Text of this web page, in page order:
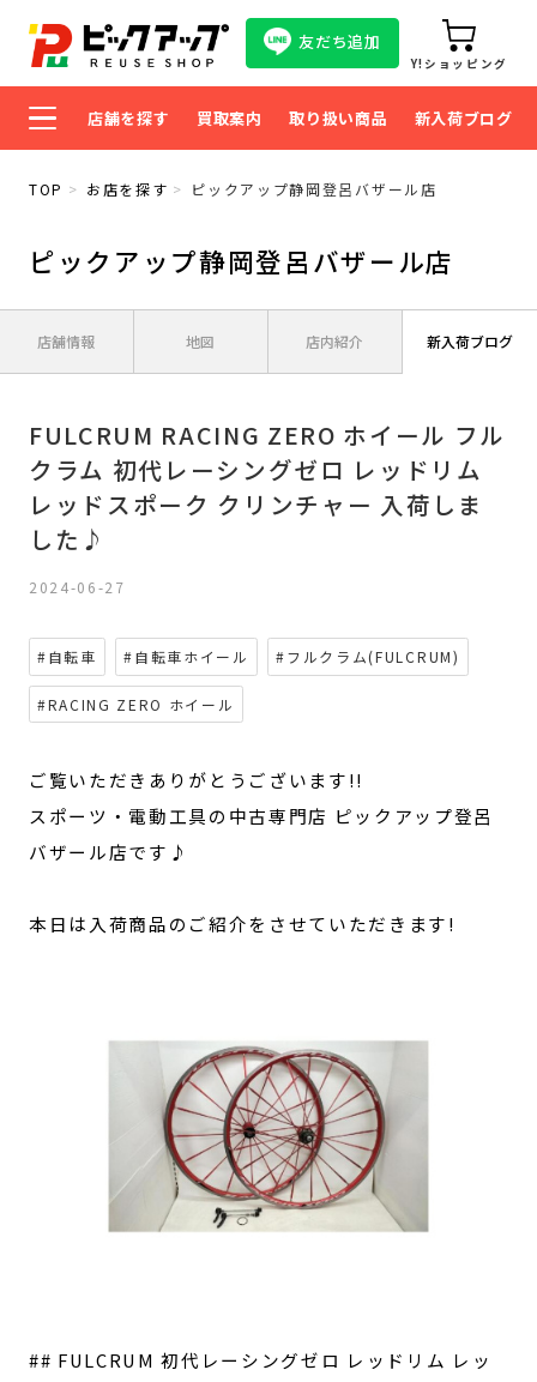
友だち追加
Y!ショッピング
店舗を探す 買取案内 取り扱い商品 新入荷ブログ
TOP お店を探す ピックアップ静岡登呂バザール店
ピックアップ静岡登呂バザール店
店舗情報 地図 店内紹介 新入荷ブログ
FULCRUM RACING ZERO ホイール フル
クラム 初代レーシングゼロ レッドリム
レッドスポーク クリンチャー 入荷しま
した♪
2024-06-27
#自転車 #自転車ホイール #フルクラム(FULCRUM)
#RACING ZERO ホイール
ご覧いただきありがとうございます!!
スポーツ・電動工具の中古専門店 ピックアップ登呂
バザール店です♪
本日は入荷商品のご紹介をさせていただきます!
## FULCRUM 初代レーシングゼロ レッドリム レッ